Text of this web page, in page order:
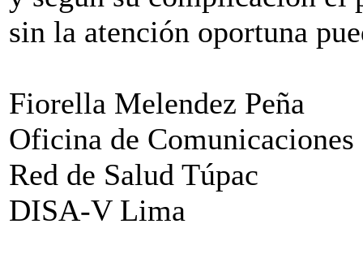
sin la atención oportuna
Fiorella Melendez Peña
Oficina de Comunicaciones
Red de Salud Túpac
DISA-V Lima